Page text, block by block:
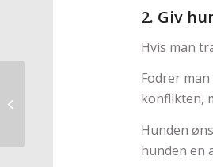
2. Giv
Hvis man
Fodrer
konflikten,
Hunden
hunden en